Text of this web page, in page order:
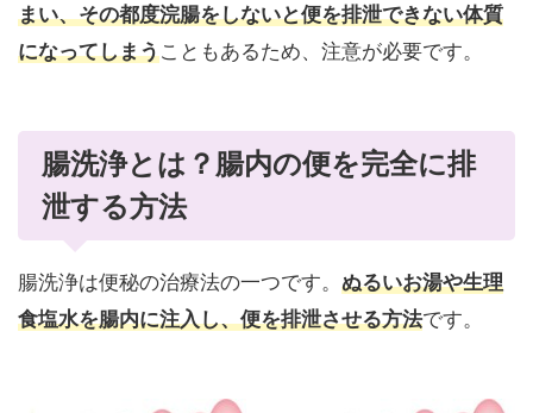
まい、その都度浣腸をしないと便を排泄できない体質
になってしまうこともあるため、注意が必要です。
腸洗浄とは？腸内の便を完全に排
泄する方法
腸洗浄は便秘の治療法の一つです。 ぬるいお湯や生理
食塩水を腸内に注入し、便を排泄させる方法です。